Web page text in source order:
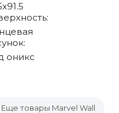
оникс
Еще товары Marvel Wall